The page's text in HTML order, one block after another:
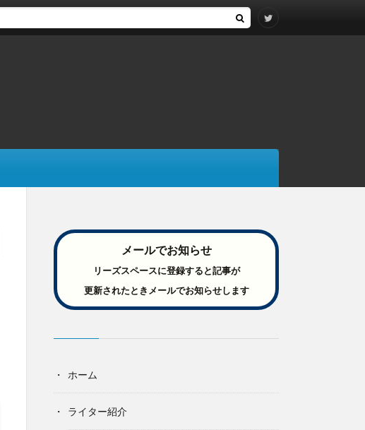
メールでお知らせ
リーズスペースに登録すると記事が
更新されたときメールでお知らせします
ホーム
ライター紹介